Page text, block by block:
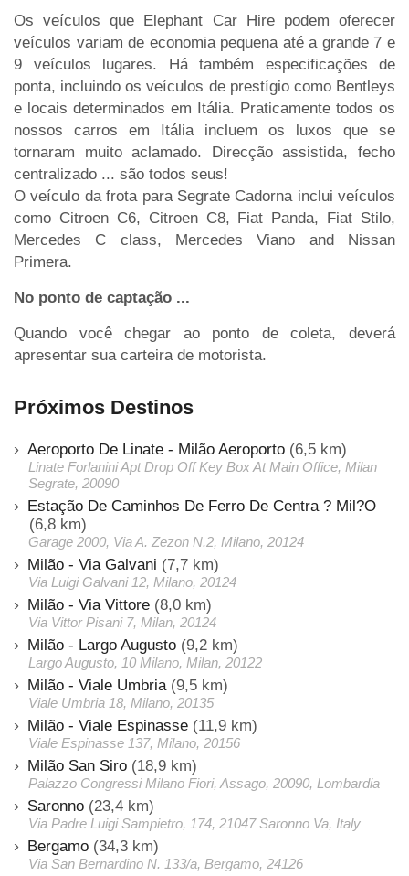
Os veículos que Elephant Car Hire podem oferecer
veículos variam de economia pequena até a grande 7 e
9 veículos lugares. Há também especificações de
ponta, incluindo os veículos de prestígio como Bentleys
e locais determinados em Itália. Praticamente todos os
nossos carros em Itália incluem os luxos que se
tornaram muito aclamado. Direcção assistida, fecho
centralizado ... são todos seus!
O veículo da frota para Segrate Cadorna inclui veículos
como Citroen C6, Citroen C8, Fiat Panda, Fiat Stilo,
Mercedes C class, Mercedes Viano and Nissan
Primera.
No ponto de captação ...
Quando você chegar ao ponto de coleta, deverá
apresentar sua carteira de motorista.
Próximos Destinos
Aeroporto De Linate - Milão Aeroporto (6,5 km)
Linate Forlanini Apt Drop Off Key Box At Main Office, Milan
Segrate, 20090
Estação De Caminhos De Ferro De Centra ? Mil?O
(6,8 km)
Garage 2000, Via A. Zezon N.2, Milano, 20124
Milão - Via Galvani (7,7 km)
Via Luigi Galvani 12, Milano, 20124
Milão - Via Vittore (8,0 km)
Via Vittor Pisani 7, Milan, 20124
Milão - Largo Augusto (9,2 km)
Largo Augusto, 10 Milano, Milan, 20122
Milão - Viale Umbria (9,5 km)
Viale Umbria 18, Milano, 20135
Milão - Viale Espinasse (11,9 km)
Viale Espinasse 137, Milano, 20156
Milão San Siro (18,9 km)
Palazzo Congressi Milano Fiori, Assago, 20090, Lombardia
Saronno (23,4 km)
Via Padre Luigi Sampietro, 174, 21047 Saronno Va, Italy
Bergamo (34,3 km)
Via San Bernardino N. 133/a, Bergamo, 24126